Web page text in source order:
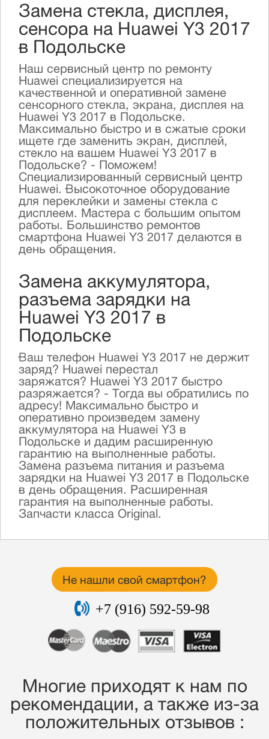
Замена стекла, дисплея,
сенсора на Huawei Y3 2017
в Подольске
Наш сервисный центр по ремонту
Huawei специализируется на
качественной и оперативной замене
сенсорного стекла, экрана, дисплея на
Huawei Y3 2017 в Подольске.
Максимально быстро и в сжатые сроки
ищете где заменить экран, дисплей,
стекло на вашем Huawei Y3 2017 в
Подольске? - Поможем!
Специализированный сервисный центр
Huawei. Высокоточное оборудование
для переклейки и замены стекла с
дисплеем. Мастера с большим опытом
работы. Большинство ремонтов
смартфона Huawei Y3 2017 делаются в
день обращения.
Замена аккумулятора,
разъема зарядки на
Huawei Y3 2017 в
Подольске
Ваш телефон Huawei Y3 2017 не держит
заряд? Huawei перестал
заряжатся? Huawei Y3 2017 быстро
разряжается? - Тогда вы обратились по
адресу! Максимально быстро и
оперативно произведем замену
аккумулятора на Huawei Y3 в
Подольске и дадим расширенную
гарантию на выполненные работы.
Замена разъема питания и разъема
зарядки на Huawei Y3 2017 в Подольске
в день обращения. Расширенная
гарантия на выполненные работы.
Запчасти класса Original.
Не нашли свой смартфон?
+7 (916) 592-59-98
Многие приходят к нам по
рекомендации, a также из-за
положительных отзывов :